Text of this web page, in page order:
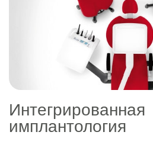
Интегрированная
имплантология